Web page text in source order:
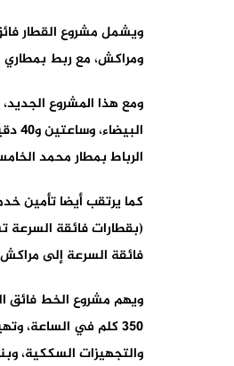
ويشمل مشروع القطار
ومراكش، مع ربط بمطاري
ومع هذا المشروع
الرباط بمطار محمد الخامس الدولي بالدار
(بقطارات فائقة
فائقة السرعة إلى
ويهم مشروع الخط فائق
350 كلم في الساعة،
والتجهيزات السككية،